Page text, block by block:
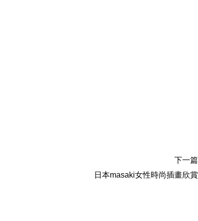
下一篇
日本masaki女性時尚插畫欣賞